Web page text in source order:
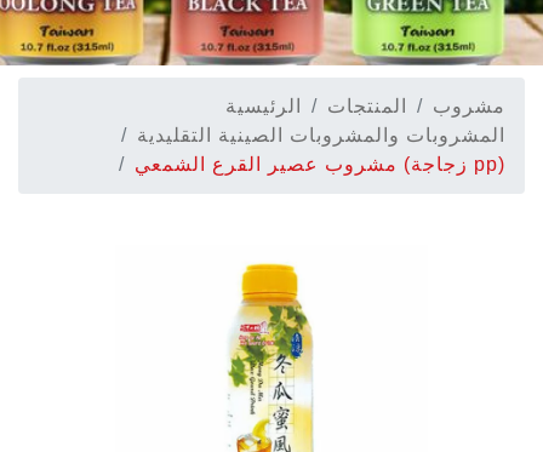
الرئيسية المنتجات
مشروب
المشروبات والمشروبات الصينية التقليدية
مشروب عصير القرع الشمعي (زجاجة pp)